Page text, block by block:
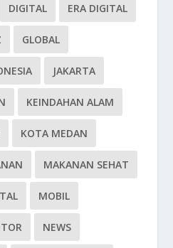
DIGITAL ERA DIGITAL
GLOBAL
JAKARTA
KEINDAHAN ALAM
KOTA MEDAN
MAKANAN SEHAT
MOBIL
NEWS